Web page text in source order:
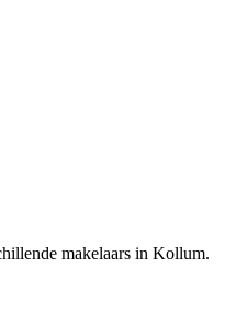
makelaars in Kollum.